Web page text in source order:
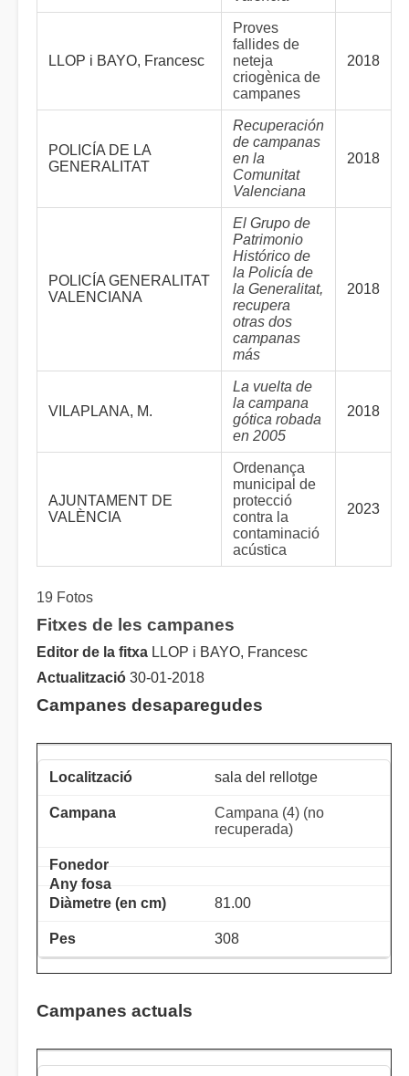
LLOP i BAYO, Francesc
Proves
fallides de
neteja
criogènica de
campanes
2018
POLICÍA DE LA
GENERALITAT
Recuperación
de campanas
en la
Comunitat
Valenciana
2018
POLICÍA GENERALITAT
VALENCIANA
El Grupo de
Patrimonio
Histórico de
la Policía de
la Generalitat,
recupera
otras dos
campanas
más
2018
VILAPLANA, M.
La vuelta de
la campana
gótica robada
en 2005
2018
AJUNTAMENT DE
VALÈNCIA
Ordenança
municipal de
protecció
contra la
contaminació
acústica
2023
19 Fotos
Fitxes de les campanes
Editor de la fitxa LLOP i BAYO, Francesc
Actualització 30-01-2018
Campanes desaparegudes
sala del rellotge
Campana (4) (no
recuperada)
81.00
308
Campanes actuals